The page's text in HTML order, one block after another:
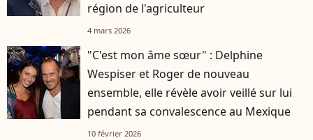
région de l'agriculteur
4 mars 2026
"C'est mon âme sœur" : Delphine
Wespiser et Roger de nouveau
ensemble, elle révèle avoir veillé sur lui
pendant sa convalescence au Mexique
10 février 2026